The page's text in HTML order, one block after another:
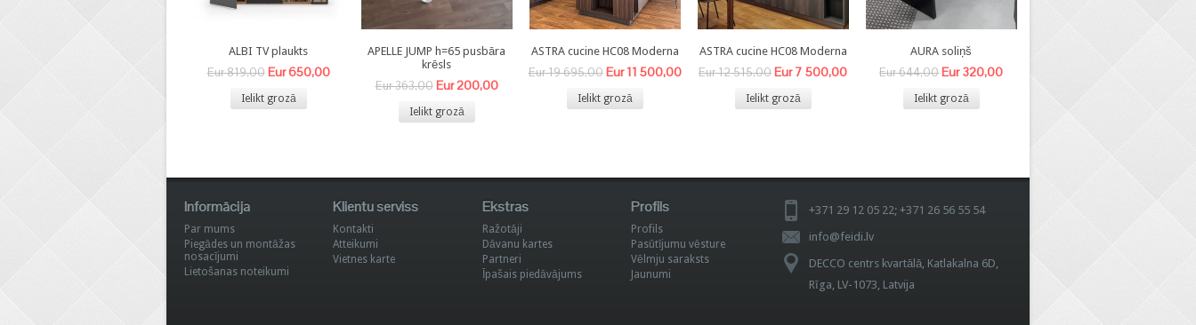
ALBI TV plaukts
Eur 819,00 Eur 650,00
Ielikt grozā
APELLE JUMP h=65 pusbāra
krēsls
Eur 363,00 Eur 200,00
Ielikt grozā
ASTRA cucine HC08 Moderna
Eur 19 695,00 Eur 11 500,00
Ielikt grozā
ASTRA cucine HC08 Moderna
Eur 12 515,00Eur 7 500,00
Ielikt grozā
AURA soliņš
Eur 644,00Eur 320,00
Ielikt grozā
Informācija
Par mums
Piegādes un montāžas
nosacījumi
Lietošanas noteikumi
Klientu serviss
Kontakti
Atteikumi
Vietnes karte
Ekstras
Ražotāji
Dāvanu kartes
Partneri
Īpašais piedāvājums
Profils
Profils
Pasūtījumu vēsture
Vēlmju saraksts
Jaunumi
+371 29 12 05 22; +371 26 56 55 54
info@feidi.lv
DECCO centrs kvartālā, Katlakalna 6D,
Rīga, LV-1073, Latvija